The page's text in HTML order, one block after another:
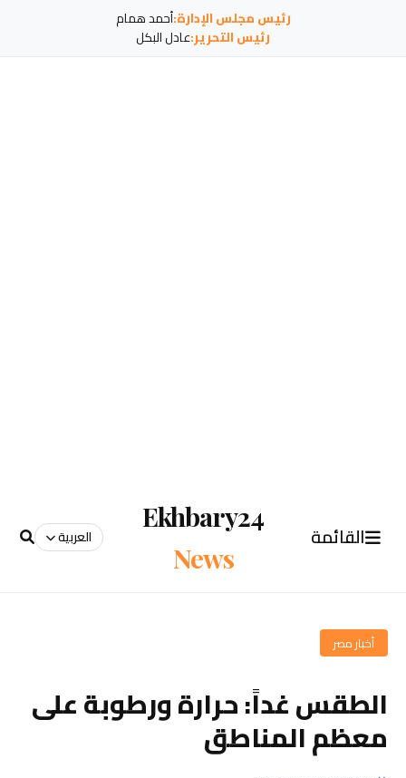
رئيس مجلس الإدارة:أحمد همام
رئيس التحرير:عادل البكل
القائمة
Ekhbary24
News
العربية
أخبار مصر
الطقس غداً: حرارة ورطوبة على
معظم المناطق